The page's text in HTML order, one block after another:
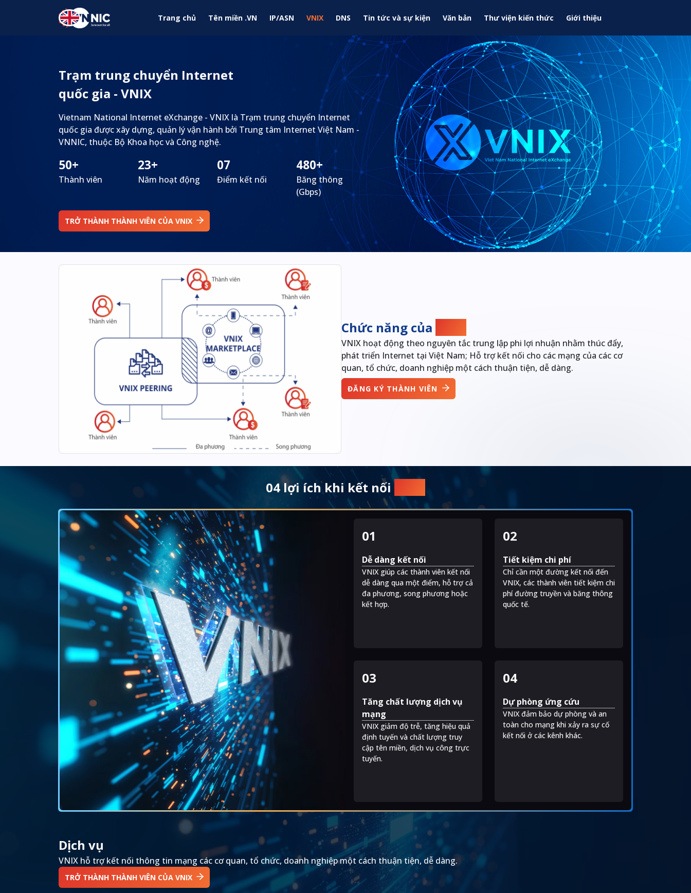
Nhảy đến nội dung
Trang chủ Tên miền .VN IP/ASN VNIX DNS Tin tức và sự kiện Văn bản Thư viện kiến thức Giới thiệu
Trạm trung chuyển Internet
quốc gia - VNIX
Vietnam National Internet eXchange - VNIX là Trạm trung chuyển Internet
quốc gia được xây dựng, quản lý vận hành bởi Trung tâm Internet Việt Nam -
VNNIC, thuộc Bộ Khoa học và Công nghệ.
50+
Thành viên
23+
Năm hoạt động
07
Điểm kết nối
480+
Băng thông
(Gbps)
TRỞ THÀNH THÀNH VIÊN CỦA VNIX
Chức năng của
VNIX hoạt động theo nguyên tắc trung lập phi lợi nhuận nhằm thúc đẩy,
phát triển Internet tại Việt Nam; Hỗ trợ kết nối cho các mạng của các cơ
quan, tổ chức, doanh nghiệp một cách thuận tiện, dễ dàng.
ĐĂNG KÝ THÀNH VIÊN
04 lợi ích khi kết nối
01
Dễ dàng kết nối
.VNIX giúp các thành viên kết nối
dễ dàng qua một điểm, hỗ trợ cả
đa phương, song phương hoặc
kết hợp.
02
Tiết kiệm chi phí
.Chỉ cần một đường kết nối đến
VNIX, các thành viên tiết kiệm chi
phí đường truyền và băng thông
quốc tế.
03
Tăng chất lượng dịch vụ
mạng
.VNIX giảm độ trễ, tăng hiệu quả
định tuyến và chất lượng truy
cập tên miền, dịch vụ công trực
tuyến.
04
Dự phòng ứng cứu
.VNIX đảm bảo dự phòng và an
toàn cho mạng khi xảy ra sự cố
kết nối ở các kênh khác.
Dịch vụ
VNIX hỗ trợ kết nối thông tin mạng các cơ quan, tổ chức, doanh nghiệp một cách thuận tiện, dễ dàng.
TRỞ THÀNH THÀNH VIÊN CỦA VNIX